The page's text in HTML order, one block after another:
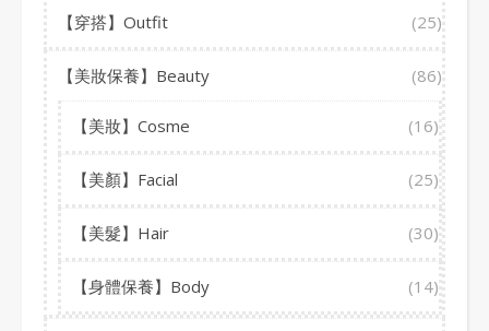
【穿搭】Outfit (25)
【美妝保養】Beauty (86)
【美妝】Cosme (16)
【美顏】Facial (25)
【美髮】Hair (30)
【身體保養】Body (14)